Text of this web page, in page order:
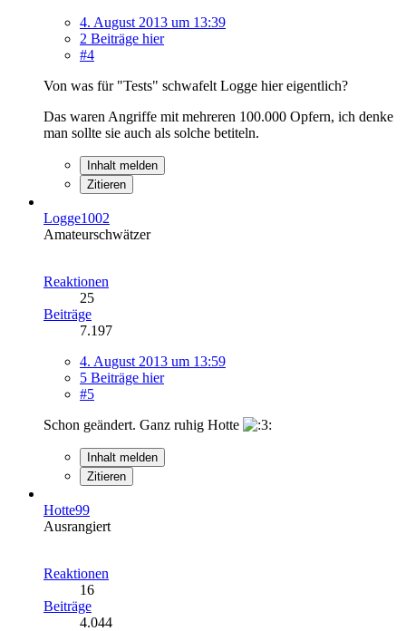
4. August 2013 um 13:39
2 Beiträge hier
#4
Von was für "Tests" schwafelt Logge hier eigentlich?
Das waren Angriffe mit mehreren 100.000 Opfern, ich denke
man sollte sie auch als solche betiteln.
Inhalt melden
Zitieren
Logge1002
Amateurschwätzer
Reaktionen
25
Beiträge
7.197
4. August 2013 um 13:59
5 Beiträge hier
#5
Schon geändert. Ganz ruhig Hotte
Inhalt melden
Zitieren
Hotte99
Ausrangiert
Reaktionen
16
Beiträge
4.044